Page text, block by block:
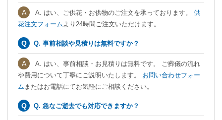
A. はい、ご供花・お供物のご注文を承っております。 供
花注文フォーム より24時間ご注文いただけます。
Q. 事前相談や見積りは無料ですか？
A. はい、事前相談・お見積りは無料です。 ご葬儀の流れ
や費用について丁寧にご説明いたします。 お問い合わせフォー
ム またはお電話にてお気軽にご相談ください。
Q. 急なご逝去でも対応できますか？